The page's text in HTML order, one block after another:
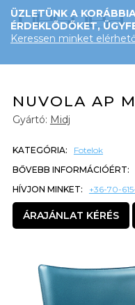
ÜZLETÜNK A
ÉRDEKLŐDŐKET,
Keressen minket
NUVOLA AP
Gyártó: Midj
KATEGÓRIA:
Fotelok
BŐVEBB INFORMÁCIÓÉRT:
HÍVJON MINKET:
+36-70-
ÁRAJÁNLAT KÉRÉS